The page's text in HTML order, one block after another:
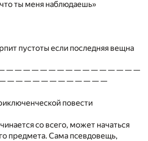
ты меня наблюдаешь»
пустоты если последняя вещна
— — — — — — — — — — — — — — — —
— — — — — — — — — — — —
повести
со всего, может начаться
предмета. Сама псевдовещь,